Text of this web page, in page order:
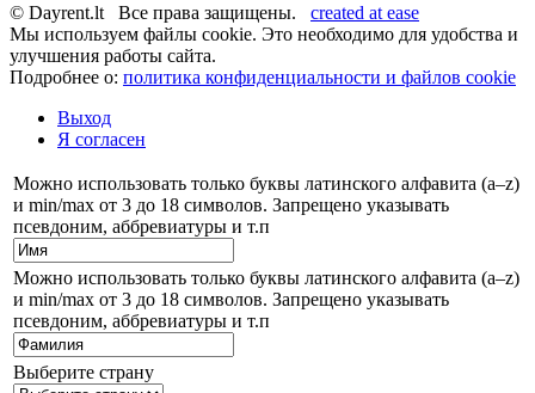
© Dayrent.lt Все права защищены. created at ease
Мы используем файлы cookie. Это необходимо для удобства и
улучшения работы сайта.
Подробнее о: политика конфиденциальности и файлов cookie
Выход
Я согласен
Можно использовать только буквы латинского алфавита (a–z)
и min/max от 3 до 18 символов. Запрещено указывать
псевдоним, аббревиатуры и т.п
Можно использовать только буквы латинского алфавита (a–z)
и min/max от 3 до 18 символов. Запрещено указывать
псевдоним, аббревиатуры и т.п
Выберите страну